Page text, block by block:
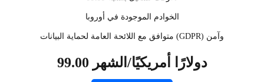
الخوادم الموجودة في أوروبا
متوافق مع اللائحة العامة لحماية البيانات (GDPR) وآمن
99.00 دولارًا أمريكيًا/الشهر